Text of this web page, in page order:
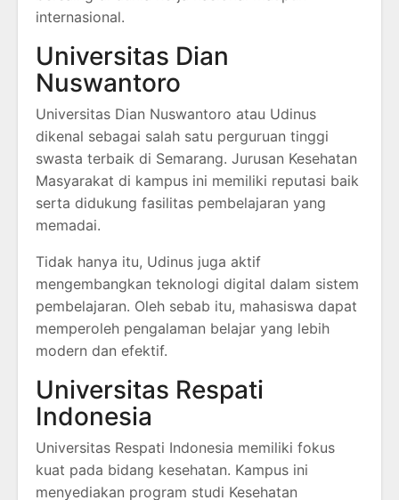
internasional.
Universitas Dian
Nuswantoro
Universitas Dian Nuswantoro atau Udinus
dikenal sebagai salah satu perguruan tinggi
swasta terbaik di Semarang. Jurusan Kesehatan
Masyarakat di kampus ini memiliki reputasi baik
serta didukung fasilitas pembelajaran yang
memadai.
Tidak hanya itu, Udinus juga aktif
mengembangkan teknologi digital dalam sistem
pembelajaran. Oleh sebab itu, mahasiswa dapat
memperoleh pengalaman belajar yang lebih
modern dan efektif.
Universitas Respati
Indonesia
Universitas Respati Indonesia memiliki fokus
kuat pada bidang kesehatan. Kampus ini
menyediakan program studi Kesehatan